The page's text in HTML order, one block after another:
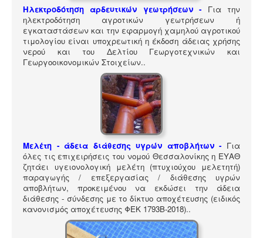
Ηλεκτροδότηση αρδευτικών γεωτρήσεων -
Για την
ηλεκτροδότηση αγροτικών γεωτρήσεων ή
εγκαταστάσεων και την εφαρμογή χαμηλού αγροτικού
τιμολογίου είναι υποχρεωτική η έκδοση άδειας χρήσης
νερού και του Δελτίου Γεωργοτεχνικών και
Γεωργοοικονομικών Στοιχείων..
Μελέτη - άδεια διάθεσης υγρών αποβλήτων - Για
όλες τις επιχειρήσεις του νομού Θεσσαλονίκης η ΕΥΑΘ
ζητάει υγειονολογική μελέτη (πτυχιούχου μελετητή)
παραγωγής / επεξεργασίας / διάθεσης υγρών
αποβλήτων, προκειμένου να εκδώσει την άδεια
διάθεσης - σύνδεσης με το δίκτυο αποχέτευσης (ειδικός
κανονισμός αποχέτευσης ΦΕΚ 1793Β-2018)..